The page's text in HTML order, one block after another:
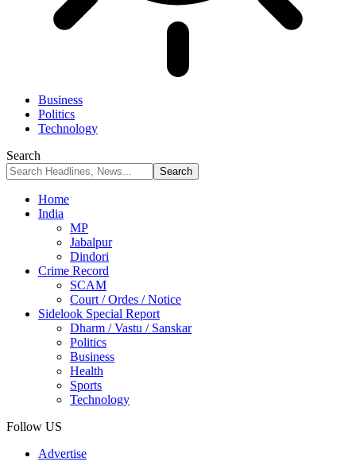
Business
Politics
Technology
Search
Home
India
MP
Jabalpur
Dindori
Crime Record
SCAM
Court / Ordes / Notice
Sidelook Special Report
Dharm / Vastu / Sanskar
Politics
Business
Health
Sports
Technology
Follow US
Advertise